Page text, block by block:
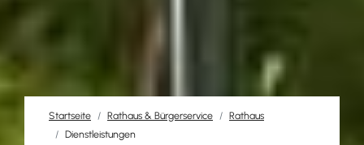
Startseite Rathaus & Bürgerservice
Rathaus
Dienstleistungen